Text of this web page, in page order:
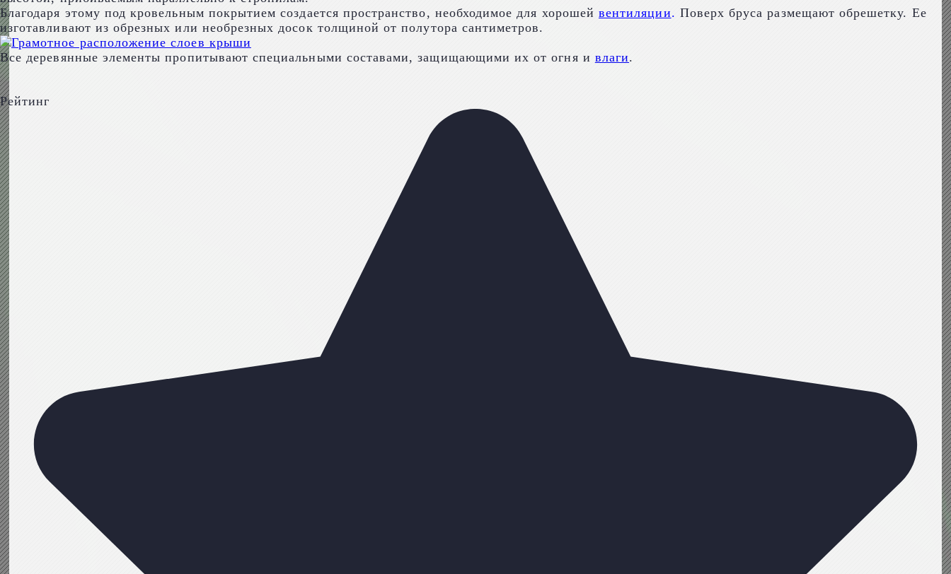
Благодаря этому под кровельным покрытием создается пространство, необходимое для хорошей вентиляции. Поверх бруса размещают обрешетку. Ее
изготавливают из обрезных или необрезных досок толщиной от полутора сантиметров.
Все деревянные элементы пропитывают специальными составами, защищающими их от огня и влаги.
Рейтинг